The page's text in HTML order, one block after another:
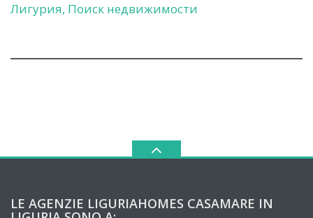
Лигурия, Поиск недвижимости
LE AGENZIE LIGURIAHOMES CASAMARE IN